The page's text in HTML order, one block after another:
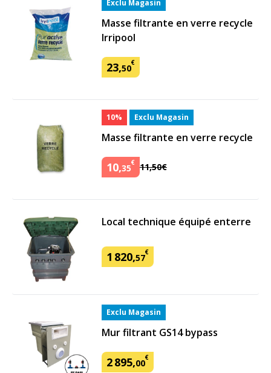
Exclu Magasin
Masse filtrante en verre recycle
Irripool
23,50€
10% Exclu Magasin
Masse filtrante en verre recycle
10,35€ 11,50€
Local technique équipé enterre
1 820,57€
Exclu Magasin
Mur filtrant GS14 bypass
2895,00€